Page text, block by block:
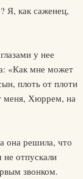
Я, как саженец,
у нее
«Как мне может
плоть от плоти
меня, Хюррем, на
она решила, что
отпускали
звонком.